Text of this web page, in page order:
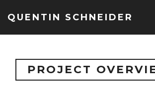
QUENTIN SCHNEIDER
PROJECT